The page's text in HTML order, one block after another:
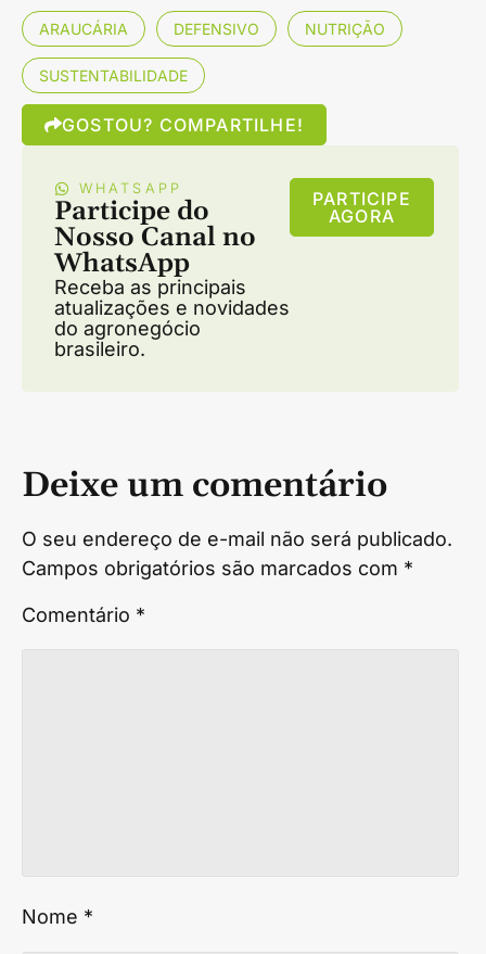
ARAUCÁRIA DEFENSIVO NUTRIÇÃO
SUSTENTABILIDADE
GOSTOU? COMPARTILHE!
WHATSAPP
Participe do
Nosso Canal no
WhatsApp
Receba as principais
atualizações e novidades
do agronegócio
brasileiro.
PARTICIPE
AGORA
Deixe um comentário
O seu endereço de e-mail não será publicado.
Campos obrigatórios são marcados com *
Comentário *
Nome *